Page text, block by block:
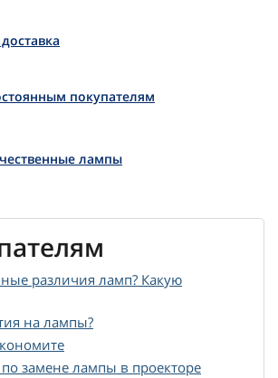
покупателям
лампы
различия ламп? Какую
на лампы?
замене лампы в проекторе